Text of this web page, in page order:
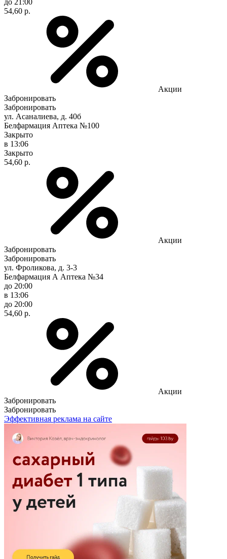
54,60 р.
Акции
Забронировать
Забронировать
ул. Асаналиева, д. 40б
Белфармация Аптека №100
Закрыто
в 13:06
Закрыто
54,60 р.
Акции
Забронировать
Забронировать
ул. Фроликова, д. 3-3
Белфармация А Аптека №34
до 20:00
в 13:06
до 20:00
54,60 р.
Акции
Забронировать
Забронировать
Эффективная реклама на сайте